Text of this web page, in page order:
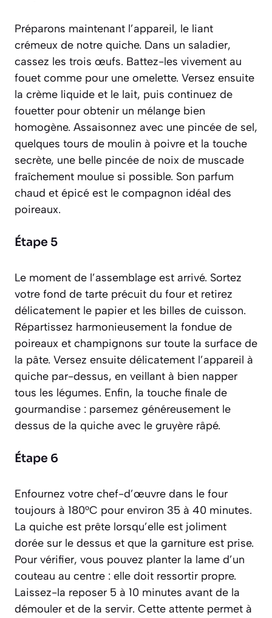
Préparons maintenant l’appareil, le liant
crémeux de notre quiche. Dans un saladier,
cassez les trois œufs. Battez-les vivement au
fouet comme pour une omelette. Versez ensuite
la crème liquide et le lait, puis continuez de
fouetter pour obtenir un mélange bien
homogène. Assaisonnez avec une pincée de sel,
quelques tours de moulin à poivre et la touche
secrète, une belle pincée de noix de muscade
fraîchement moulue si possible. Son parfum
chaud et épicé est le compagnon idéal des
poireaux.
Étape 5
Le moment de l’assemblage est arrivé. Sortez
votre fond de tarte précuit du four et retirez
délicatement le papier et les billes de cuisson.
Répartissez harmonieusement la fondue de
poireaux et champignons sur toute la surface de
la pâte. Versez ensuite délicatement l’appareil à
quiche par-dessus, en veillant à bien napper
tous les légumes. Enfin, la touche finale de
gourmandise : parsemez généreusement le
dessus de la quiche avec le gruyère râpé.
Étape 6
Enfournez votre chef-d’œuvre dans le four
toujours à 180°C pour environ 35 à 40 minutes.
La quiche est prête lorsqu’elle est joliment
dorée sur le dessus et que la garniture est prise.
Pour vérifier, vous pouvez planter la lame d’un
couteau au centre : elle doit ressortir propre.
Laissez-la reposer 5 à 10 minutes avant de la
démouler et de la servir. Cette attente permet à